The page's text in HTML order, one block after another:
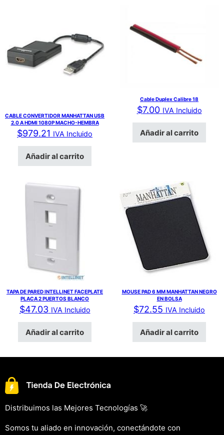
CABLE CONVERTIDOR MANHATTAN USB
2.0 A HDMI 1080P MACHO-HEMBRA
$979.21 IVA Incluido
Añadir al carrito
Cable Duplex Calibre 18
$7.00 IVA Incluido
Añadir al carrito
TAPA DE PARED INTELLINET FACEPLATE
PLACA 2 PUERTOS BLANCO
$47.03 IVA Incluido
Añadir al carrito
MOUSE PAD 6 MM MANHATTAN NEGRO
EN BOLSA
$72.55 IVA Incluido
Añadir al carrito
Distribuimos las Mejores Tecnologías 🚀
Somos tu aliado en innovación, conectándote con